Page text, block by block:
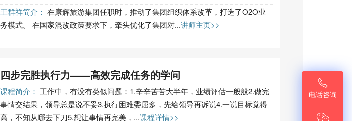
王群祥简介： 在康辉旅游集团任职时，推动了集团组织体系改革，打造了O2O业
务模式。 在国家混改政策要求下，牵头优化了集团对...讲师主页>>
四步完胜执行力——高效完成任务的学问
课程简介： 工作中，有没有类似问题：1.辛辛苦苦大半年，业绩评估一般般2.做完
事情交结果，领导总是说不妥3.执行困难委屈多，先给领导再诉说4.一说目标觉得
高，不知从哪去下刀5.想让事情再完美，...课程详情>>

电话咨询
